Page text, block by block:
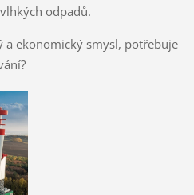
odpadů.
a ekonomický smysl, potřebuje